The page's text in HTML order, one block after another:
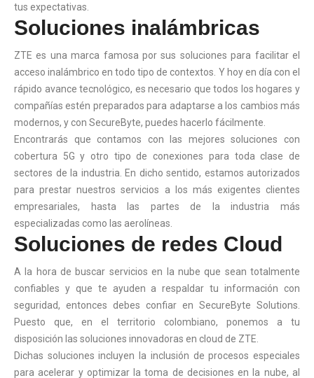
tus expectativas.
Soluciones inalámbricas
ZTE es una marca famosa por sus soluciones para facilitar el
acceso inalámbrico en todo tipo de contextos. Y hoy en día con el
rápido avance tecnológico, es necesario que todos los hogares y
compañías estén preparados para adaptarse a los cambios más
modernos, y con SecureByte, puedes hacerlo fácilmente.
Encontrarás que contamos con las mejores soluciones con
cobertura 5G y otro tipo de conexiones para toda clase de
sectores de la industria. En dicho sentido, estamos autorizados
para prestar nuestros servicios a los más exigentes clientes
empresariales, hasta las partes de la industria más
especializadas como las aerolíneas.
Soluciones de redes Cloud
A la hora de buscar servicios en la nube que sean totalmente
confiables y que te ayuden a respaldar tu información con
seguridad, entonces debes confiar en SecureByte Solutions.
Puesto que, en el territorio colombiano, ponemos a tu
disposición las soluciones innovadoras en cloud de ZTE.
Dichas soluciones incluyen la inclusión de procesos especiales
para acelerar y optimizar la toma de decisiones en la nube, al